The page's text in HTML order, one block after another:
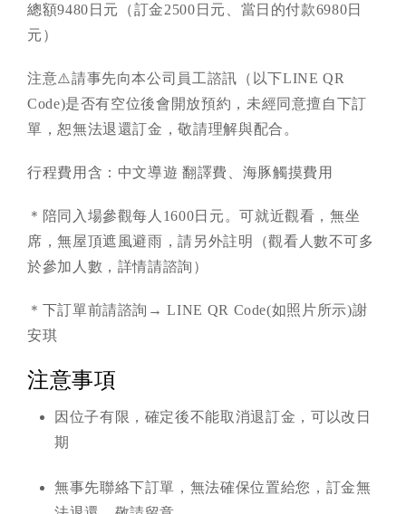
總額9480日元（訂金2500日元、當日的付款6980日
元）
注意⚠️請事先向本公司員工諮訊（以下LINE QR
Code)是否有空位後會開放預約，未經同意擅自下訂
單，恕無法退還訂金，敬請理解與配合。
行程費用含：中文導遊 翻譯費、海豚觸摸費用
＊陪同入場參觀每人1600日元。可就近觀看，無坐
席，無屋頂遮風避雨，請另外註明（觀看人數不可多
於參加人數，詳情請諮詢）
＊下訂單前請諮詢→ LINE QR Code(如照片所示)謝
安琪
注意事項
因位子有限，確定後不能取消退訂金，可以改日
期
無事先聯絡下訂單，無法確保位置給您，訂金無